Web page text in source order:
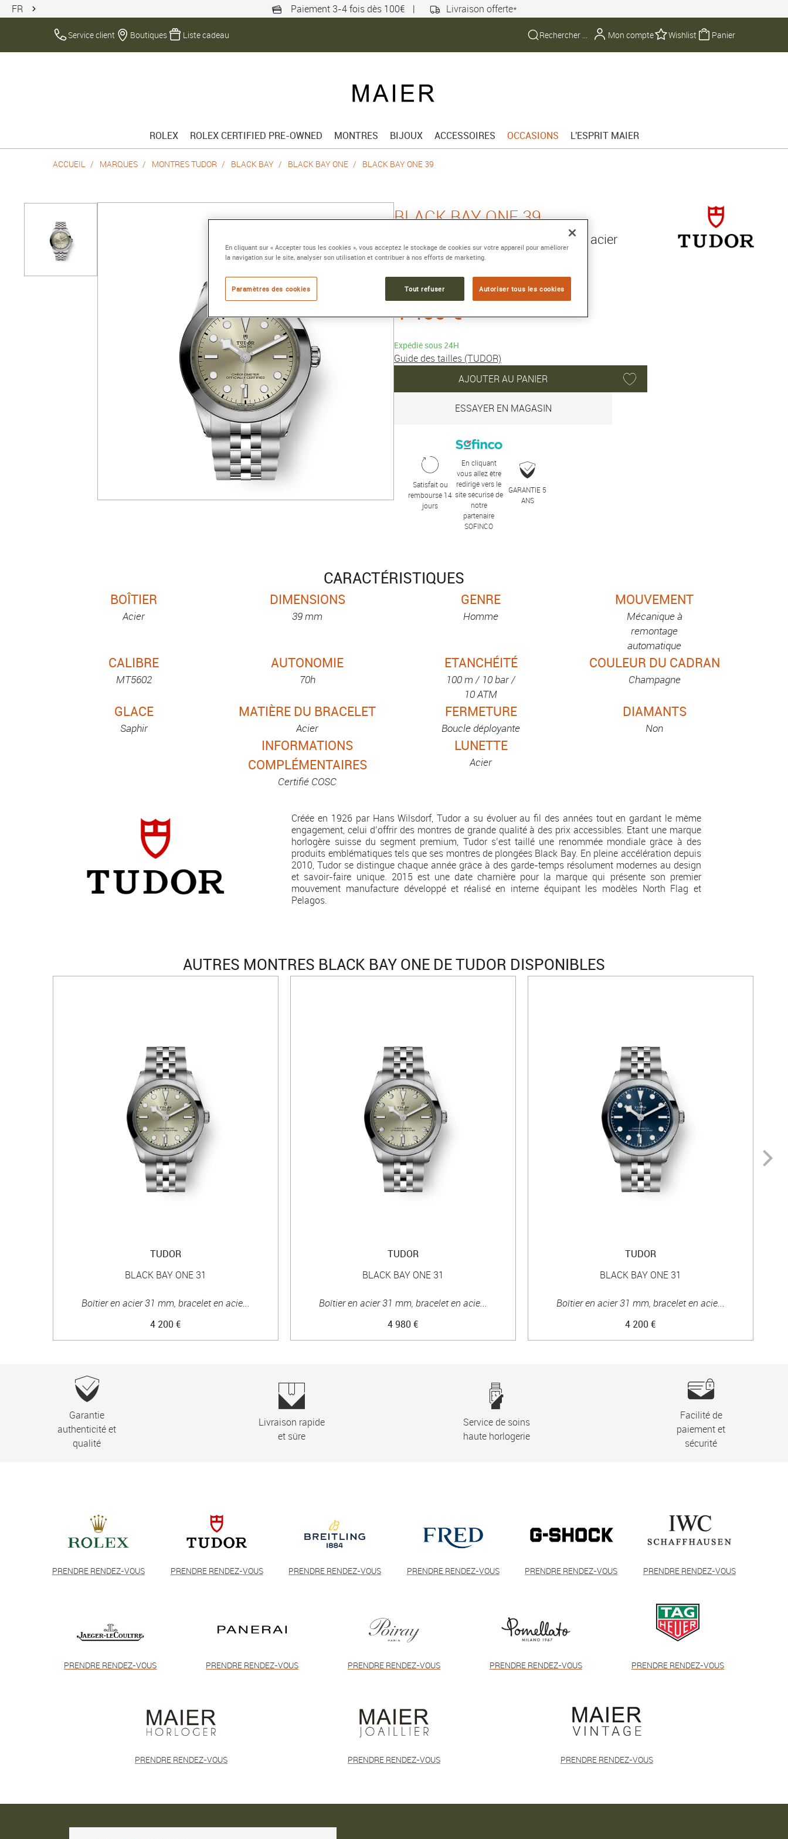
FR Paiement 3-4 fois dès 100€ | Livraison offerte*
Service client Boutiques Liste cadeau Mon compte Wishlist Panier
ROLEX ROLEX CERTIFIED PRE-OWNED MONTRES BIJOUX ACCESSOIRES OCCASIONS L'ESPRIT MAIER
ACCUEIL MARQUES MONTRES TUDOR BLACK BAY BLACK BAY ONE BLACK BAY ONE 39
BLACK BAY ONE 39
Boîtier en acier 39 mm, bracelet en acier
Référence :M79660-0003
4 430 €
Expédié sous 24H
Guide des tailles (TUDOR)
AJOUTER AU PANIER
ESSAYER EN MAGASIN
Satisfait ou
remboursé 14
jours
En cliquant
vous allez être
redirigé vers le
site sécurisé de
notre
partenaire
SOFINCO
GARANTIE 5
ANS
CARACTÉRISTIQUES
BOÎTIER
Acier
DIMENSIONS
39 mm
GENRE
Homme
MOUVEMENT
Mécanique à
remontage
automatique
CALIBRE
MT5602
AUTONOMIE
70h
ETANCHÉITÉ
100 m / 10 bar /
10 ATM
COULEUR DU CADRAN
Champagne
GLACE
Saphir
MATIÈRE DU BRACELET
Acier
FERMETURE
Boucle déployante
DIAMANTS
Non
INFORMATIONS
COMPLÉMENTAIRES
Certifié COSC
LUNETTE
Acier
Créée en 1926 par Hans Wilsdorf, Tudor a su évoluer au fil des années tout en gardant le même
engagement, celui d’offrir des montres de grande qualité à des prix accessibles. Etant une marque
horlogère suisse du segment premium, Tudor s’est taillé une renommée mondiale grâce à des
produits emblématiques tels que ses montres de plongées Black Bay. En pleine accélération depuis
2010, Tudor se distingue chaque année grâce à des garde-temps résolument modernes au design
et savoir-faire unique. 2015 est une date charnière pour la marque qui présente son premier
mouvement manufacture développé et réalisé en interne équipant les modèles North Flag et
Pelagos.
AUTRES MONTRES BLACK BAY ONE DE TUDOR DISPONIBLES
TUDOR
BLACK BAY ONE 31
Boîtier en acier 31 mm, bracelet en acie...
4 200 €
TUDOR
BLACK BAY ONE 31
Boîtier en acier 31 mm, bracelet en acie...
4 980 €
TUDOR
BLACK BAY ONE 31
Boîtier en acier 31 mm, bracelet en acie...
4 200 €
Garantie
authenticité et
qualité
Livraison rapide
et sûre
Service de soins
haute horlogerie
Facilité de
paiement et
sécurité
PRENDRE RENDEZ-VOUS PRENDRE RENDEZ-VOUS PRENDRE RENDEZ-VOUS PRENDRE RENDEZ-VOUS PRENDRE RENDEZ-VOUS PRENDRE RENDEZ-VOUS
PRENDRE RENDEZ-VOUS PRENDRE RENDEZ-VOUS PRENDRE RENDEZ-VOUS PRENDRE RENDEZ-VOUS PRENDRE RENDEZ-VOUS
PRENDRE RENDEZ-VOUS PRENDRE RENDEZ-VOUS PRENDRE RENDEZ-VOUS
En cliquant sur « Accepter tous les cookies », vous acceptez le stockage de cookies sur votre appareil pour améliorer
la navigation sur le site, analyser son utilisation et contribuer à nos efforts de marketing.
Paramètres des cookies Tout refuser Autoriser tous les cookies